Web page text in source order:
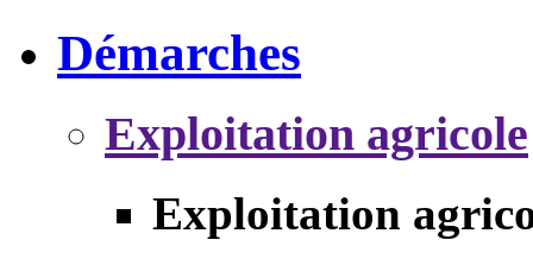
Démarches
Exploitation agricole
Exploitation